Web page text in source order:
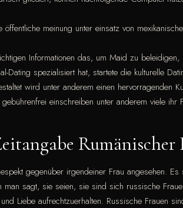
meinung unter einsatz von
Informationen das, um Maid zu
spezialisiert hat, startete die kulturelle
wird unter anderem einen hervorragenden
einschreiben unter anderem viele ihr
Rumänischer
gegenüber irgendeiner Frau angesehen.
sagt, sie seien, sie sind sich russische
Liebe aufrechtzuerhalten. Russische Frauen